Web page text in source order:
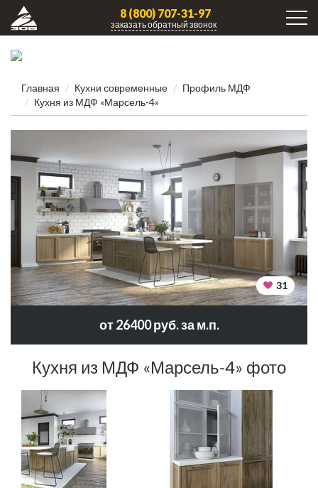
8 (800) 707-31-97
заказать обратный звонок
Главная Кухни современные
Профиль МДФ
Кухня из МДФ «Марсель-4»
31
от 26400 руб. за м.п.
Кухня из МДФ «Марсель-4» фото